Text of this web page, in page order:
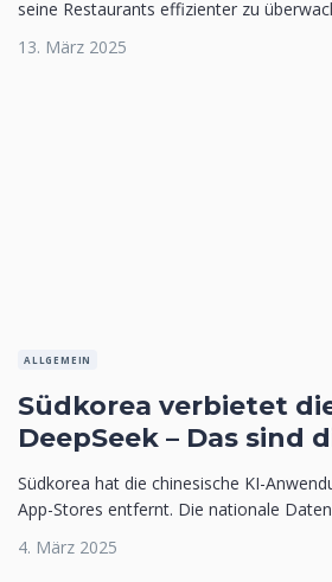
seine Restaurants effizienter zu
13. März 2025
ALLGEMEIN
Südkorea verbietet
DeepSeek – Das sind
Südkorea hat die chinesische KI-
App-Stores entfernt. Die nationale
4. März 2025